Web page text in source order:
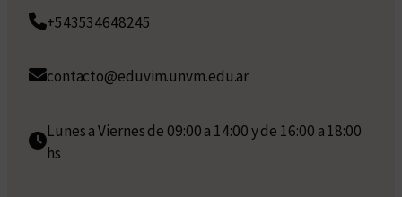
+543534648245
contacto@eduvim.unvm.edu.ar
Lunes a Viernes de 09:00 a 14:00 y de 16:00 a 18:00
hs